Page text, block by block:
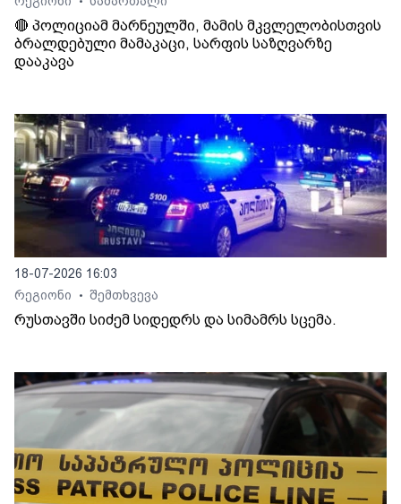
🔴 პოლიციამ მარნეულში, მამის მკვლელობისთვის
ბრალდებული მამაკაცი, სარფის საზღვარზე
დააკავა
18-07-2026 16:03
რეგიონი
• შემთხვევა
რუსთავში სიძემ სიდედრს და სიმამრს სცემა.